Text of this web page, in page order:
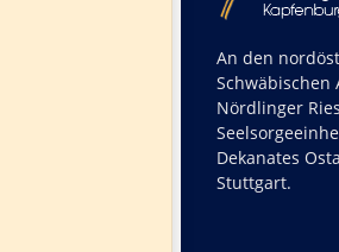
An den
Schwäbischen
Nördlinger
Dekanates
Stuttgart.